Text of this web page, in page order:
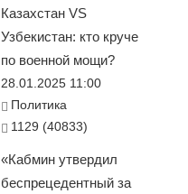
Казахстан VS
Узбекистан: кто круче
по военной мощи?
28.01.2025 11:00
Политика
1129 (40833)
«Кабмин утвердил
беспрецедентный за